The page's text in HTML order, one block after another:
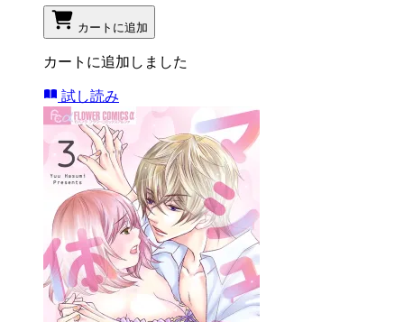
カートに追加
カートに追加しました
試し読み